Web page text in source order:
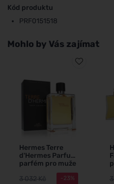
Kód produktu
PRF0151518
Mohlo by Vás zajímat
Hermes Terre
d'Hermes Parfum
parfém pro muže
3 032 Kč
-23%